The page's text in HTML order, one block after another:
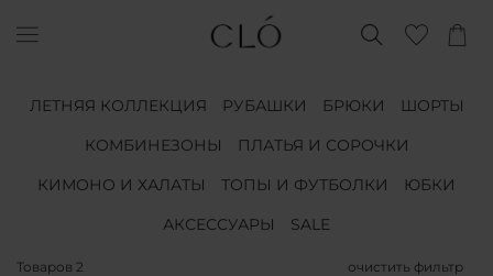
ЛЕТНЯЯ КОЛЛЕКЦИЯ РУБАШКИ БРЮКИ
ШОРТЫ
КОМБИНЕЗОНЫ
ПЛАТЬЯ И СОРОЧКИ
КИМОНО И ХАЛАТЫ
ТОПЫ И ФУТБОЛКИ
ЮБКИ
АКСЕССУАРЫ
SALE
Товаров 2 очистить фильтр